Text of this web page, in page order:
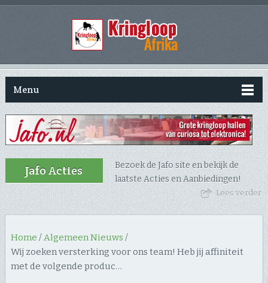
Menu
Jafo Acties
Bezoek de Jafo site en bekijk de
laatste Acties en Aanbiedingen!
Lees verder
Home /Algemeen Nieuws /
Wij zoeken versterking voor ons team! Heb jij affiniteit
met de volgende produc…